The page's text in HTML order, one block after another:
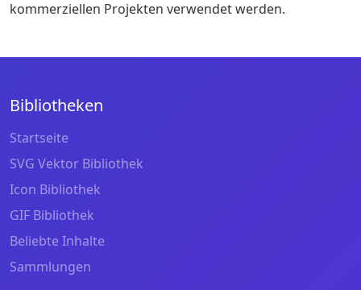
kommerziellen Projekten verwendet werden.
Bibliotheken
Startseite
SVG Vektor Bibliothek
Icon Bibliothek
GIF Bibliothek
Beliebte Inhalte
Sammlungen